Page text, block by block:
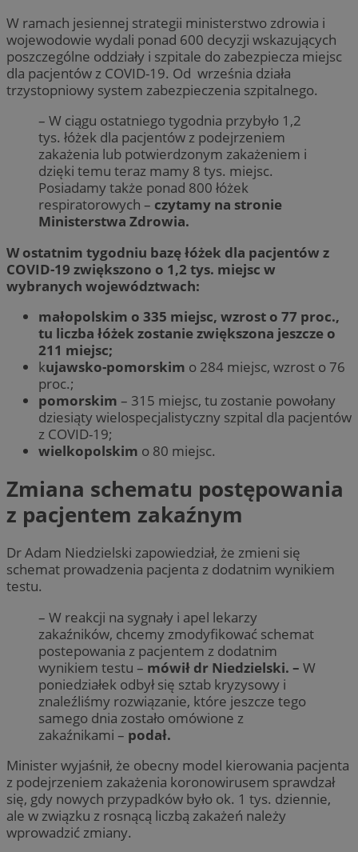
W ramach jesiennej strategii ministerstwo zdrowia i
wojewodowie wydali ponad 600 decyzji wskazujących
poszczególne oddziały i szpitale do zabezpiecza miejsc
dla pacjentów z COVID-19. Od września działa
trzystopniowy system zabezpieczenia szpitalnego.
– W ciągu ostatniego tygodnia przybyło 1,2
tys. łóżek dla pacjentów z podejrzeniem
zakażenia lub potwierdzonym zakażeniem i
dzięki temu teraz mamy 8 tys. miejsc.
Posiadamy także ponad 800 łóżek
respiratorowych – czytamy na stronie
Ministerstwa Zdrowia.
W ostatnim tygodniu bazę łóżek dla pacjentów z
COVID-19 zwiększono o 1,2 tys. miejsc w
wybranych województwach:
małopolskim o 335 miejsc, wzrost o 77 proc.,
tu liczba łóżek zostanie zwiększona jeszcze o
211 miejsc;
kujawsko-pomorskim o 284 miejsc, wzrost o 76
proc.;
pomorskim – 315 miejsc, tu zostanie powołany
dziesiąty wielospecjalistyczny szpital dla pacjentów
z COVID-19;
wielkopolskim o 80 miejsc.
Zmiana schematu postępowania
z pacjentem zakaźnym
Dr Adam Niedzielski zapowiedział, że zmieni się
schemat prowadzenia pacjenta z dodatnim wynikiem
testu.
– W reakcji na sygnały i apel lekarzy
zakaźników, chcemy zmodyfikować schemat
postepowania z pacjentem z dodatnim
wynikiem testu – mówił dr Niedzielski. – W
poniedziałek odbył się sztab kryzysowy i
znaleźliśmy rozwiązanie, które jeszcze tego
samego dnia zostało omówione z
zakaźnikami – podał.
Minister wyjaśnił, że obecny model kierowania pacjenta
z podejrzeniem zakażenia koronowirusem sprawdzał
się, gdy nowych przypadków było ok. 1 tys. dziennie,
ale w związku z rosnącą liczbą zakażeń należy
wprowadzić zmiany.